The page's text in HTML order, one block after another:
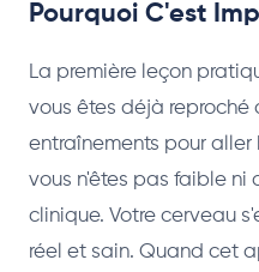
Pourquoi C'est
La première leçon
vous êtes déjà reproché
entraînements pour
vous n'êtes pas faible ni
clinique. Votre cerveau
réel et sain. Quand cet